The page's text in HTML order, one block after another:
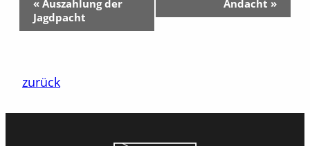
Navigation
« Auszahlung der
Jagdpacht
Andacht »
zurück